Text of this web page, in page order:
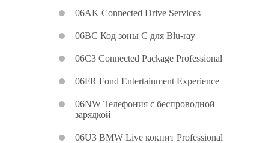
06AK Connected Drive Services
06BC Код зоны C для Blu-ray
06C3 Connected Package Professional
06FR Fond Entertainment Experience
06NW Телефония с беспроводной
зарядкой
06U3 BMW Live кокпит Professional